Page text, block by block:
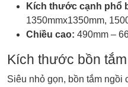
Kích thước cạnh phổ
1350mmx1350mm,
Chiều cao: 490mm –
Kích thước bồn
Siêu nhỏ gọn, bồn tắm ngồi